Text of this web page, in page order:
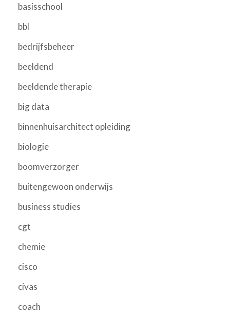
basisschool
bbl
bedrijfsbeheer
beeldend
beeldende therapie
big data
binnenhuisarchitect opleiding
biologie
boomverzorger
buitengewoon onderwijs
business studies
cgt
chemie
cisco
civas
coach